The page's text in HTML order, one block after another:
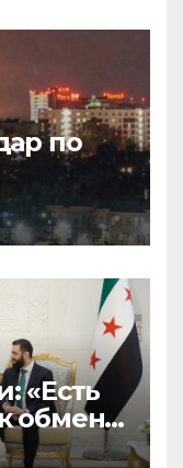
по
«Есть
обмену